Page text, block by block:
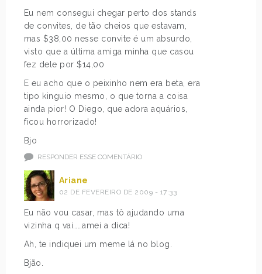
Eu nem consegui chegar perto dos stands
de convites, de tão cheios que estavam,
mas $38,00 nesse convite é um absurdo,
visto que a última amiga minha que casou
fez dele por $14,00
E eu acho que o peixinho nem era beta, era
tipo kinguio mesmo, o que torna a coisa
ainda pior! O Diego, que adora aquários,
ficou horrorizado!
Bjo
RESPONDER ESSE COMENTÁRIO
Ariane
02 DE FEVEREIRO DE 2009 - 17:33
Eu não vou casar, mas tô ajudando uma
vizinha q vai……amei a dica!
Ah, te indiquei um meme lá no blog.
Bjão.